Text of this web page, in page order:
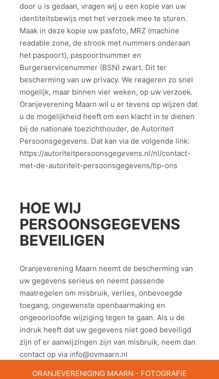
door u is gedaan, vragen wij u een kopie van uw
identiteitsbewijs met het verzoek mee te sturen.
Maak in deze kopie uw pasfoto, MRZ (machine
readable zone, de strook met nummers onderaan
het paspoort), paspoortnummer en
Burgerservicenummer (BSN) zwart. Dit ter
bescherming van uw privacy. We reageren zo snel
mogelijk, maar binnen vier weken, op uw verzoek.
Oranjeverening Maarn wil u er tevens op wijzen dat
u de mogelijkheid heeft om een klacht in te dienen
bij de nationale toezichthouder, de Autoriteit
Persoonsgegevens. Dat kan via de volgende link:
https://autoriteitpersoonsgegevens.nl/nl/contact-
met-de-autoriteit-persoonsgegevens/tip-ons
HOE WIJ
PERSOONSGEGEVENS
BEVEILIGEN
Oranjeverening Maarn neemt de bescherming van
uw gegevens serieus en neemt passende
maatregelen om misbruik, verlies, onbevoegde
toegang, ongewenste openbaarmaking en
ongeoorloofde wijziging tegen te gaan. Als u de
indruk heeft dat uw gegevens niet goed beveiligd
zijn of er aanwijzingen zijn van misbruik, neem dan
contact op via info@ovmaarn.nl
ORANJEVERENIGING MAARN - FOTOGRAFIE